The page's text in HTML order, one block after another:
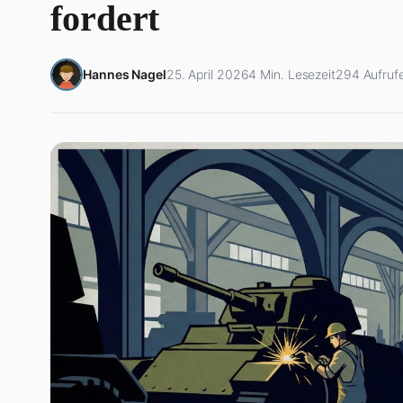
fordert
Hannes Nagel25. April 20264 Min. Lesezeit294